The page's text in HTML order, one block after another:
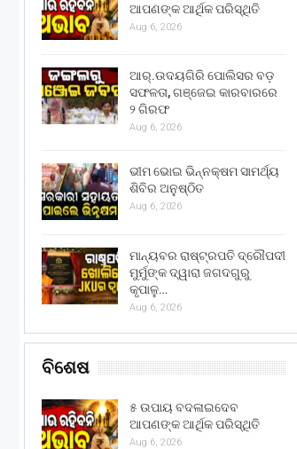
ଆପଣଙ୍କ ଆର୍ଥିକ ପରିସ୍ଥିତି
Aug 6, 2026
ଆର୍.ଉଦୟଗିରି ପୋଲିସର ବଡ଼
ସଫଳତା, ଗଞ୍ଜେଇ କାରବାରରେ
୨ ଗିରଫ
Aug 6, 2026
ଭୀମ ଭୋଇ ଭିନ୍ନକ୍ଷମ ସାମର୍ଥ୍ୟ
ଶିବିର ଅନୁଷ୍ଠିତ
Aug 6, 2026
ମାନ୍ୟବର ରାଷ୍ଟ୍ରପତି ଦ୍ରୌପଦୀ
ମୁର୍ମୁଙ୍କ ଦ୍ୱାରା ଜଗଦଗୁରୁ
କୃପାଳୁ…
Aug 6, 2026
ବିଶେଷ
୫ ଉପାୟ ବଦଳାଇଦେବ
ଆପଣଙ୍କ ଆର୍ଥିକ ପରିସ୍ଥିତି
Aug 6, 2026